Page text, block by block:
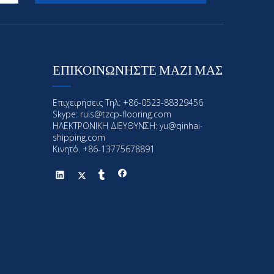
ΕΠΙΚΟΙΝΩΝΗΣΤΕ ΜΑΖΙ ΜΑΣ
Επιχειρήσεις Τηλ: +86-0523-88329456
Skype: ruis@tzcp-flooring.com
ΗΛΕΚΤΡΟΝΙΚΗ ΔΙΕΥΘΥΝΣΗ: yu@qinhai-
shipping.com
Κινητό. +86-13775678891